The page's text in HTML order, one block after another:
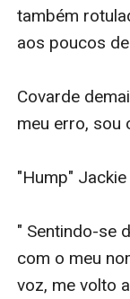
também
aos poucos
Covarde
meu erro, sou
"Hump"
" Sentindo-se
com o meu
voz, me volto